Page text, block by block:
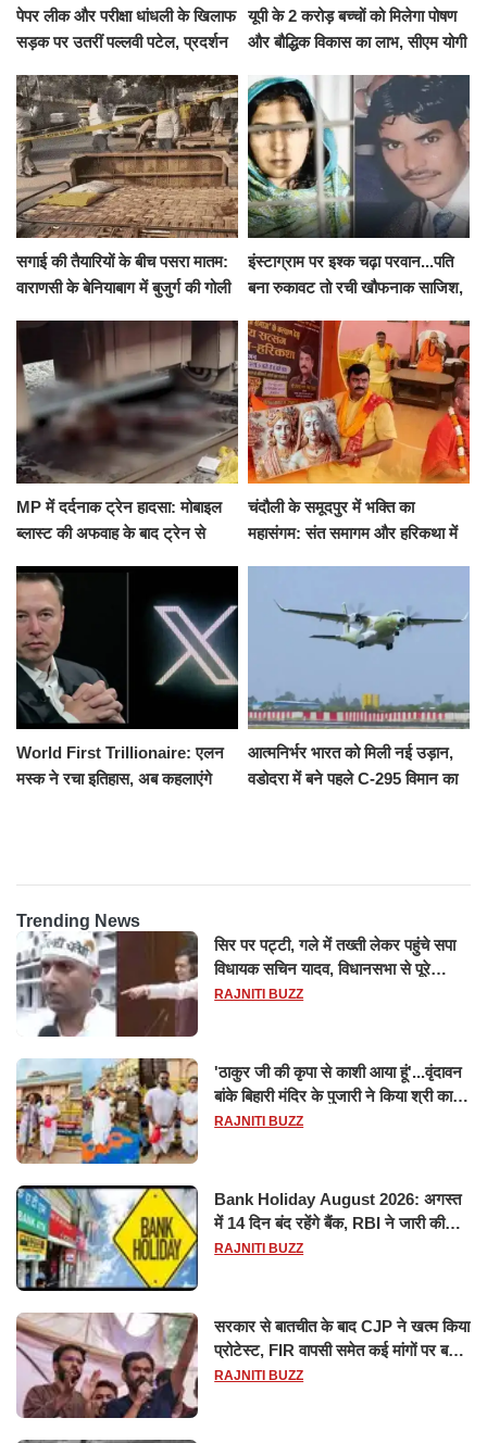
पेपर लीक और परीक्षा धांधली के खिलाफ
सड़क पर उतरीं पल्लवी पटेल, प्रदर्शन
यूपी के 2 करोड़ बच्चों को मिलेगा पोषण
और बौद्धिक विकास का लाभ, सीएम योगी
सगाई की तैयारियों के बीच पसरा मातम:
वाराणसी के बेनियाबाग में बुजुर्ग की गोली
इंस्टाग्राम पर इश्क चढ़ा परवान...पति
बना रुकावट तो रची खौफनाक साजिश,
के घाट
MP में दर्दनाक ट्रेन हादसा: मोबाइल
ब्लास्ट की अफवाह के बाद ट्रेन से
रौंदा, 4 की मौत
चंदौली के समूदपुर में भक्ति का
महासंगम: संत समागम और हरिकथा में
World First Trillionaire: एलन
मस्क ने रचा इतिहास, अब कहलाएंगे
आत्मनिर्भर भारत को मिली नई उड़ान,
वडोदरा में बने पहले C-295 विमान का
Trending News
सिर पर पट्टी, गले में तख्ती लेकर पहुंचे सपा
विधायक सचिन यादव, विधानसभा से पूरे
मानसून सत्र के लिए किया गया निलंबित
RAJNITI BUZZ
'ठाकुर जी की कृपा से काशी आया हूं'...वृंदावन
बांके बिहारी मंदिर के पुजारी ने किया श्री काशी
विश्वनाथ का जलाभिषेक
RAJNITI BUZZ
Bank Holiday August 2026: अगस्त
में 14 दिन बंद रहेंगे बैंक, RBI ने जारी की
छुट्टियों की लिस्ट​​​​​​​
RAJNITI BUZZ
सरकार से बातचीत के बाद CJP ने खत्म किया
प्रोटेस्ट, FIR वापसी समेत कई मांगों पर बनी
सहमति
RAJNITI BUZZ